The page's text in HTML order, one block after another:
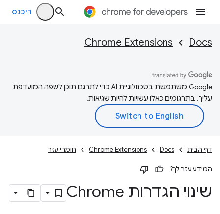
היכנס
Docs
Chrome Extensions
‫Google משתמשת בטכנולוגיית AI כדי לתרגם תוכן לשפה המועדפת
עליך. בתרגומים כאלו עשויות להיות שגיאות.
דף הבית Docs
Chrome Extensions חומרי עזר
המידע עזר לך?
שינוי הגדרות Chrome